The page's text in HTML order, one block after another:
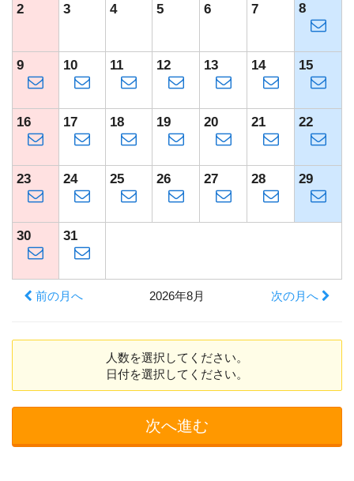
2 3 4 5 6 7 8
9 10 11 12 13 14 15
16 17 18 19 20 21 22
23 24 25 26 27 28 29
30 31
前の月へ 2026年8月 次の月へ
人数を選択してください。
日付を選択してください。